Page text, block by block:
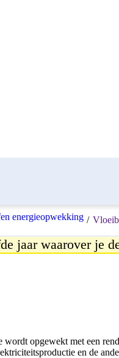
energieopwekking /
jaar waarover je
opgewekt met een
en de